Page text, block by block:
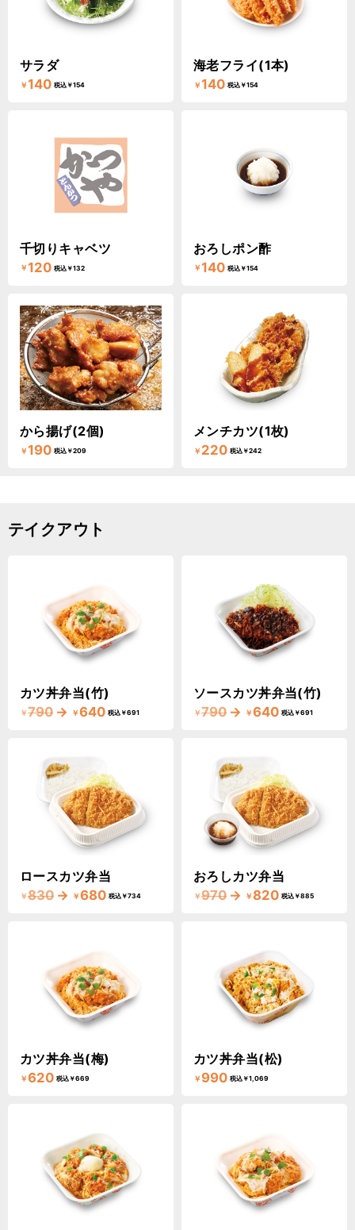
サラダ
￥140 税込￥154
海老フライ(1本)
￥140 税込￥154
千切りキャベツ
￥120 税込￥132
おろしポン酢
￥140 税込￥154
から揚げ(2個)
￥190 税込￥209
メンチカツ(1枚)
￥ 220 税込￥242
テイクアウト
カツ丼弁当(竹)
￥790 → ￥640 税込￥691
ソースカツ丼弁当(竹)
￥790 → ￥640 税込￥691
ロースカツ弁当
￥830 → ￥680 税込￥734
おろしカツ弁当
￥970 → ￥820 税込￥885
カツ丼弁当(梅)
￥620 税込￥669
カツ丼弁当(松)
￥ 990 税込￥1,069